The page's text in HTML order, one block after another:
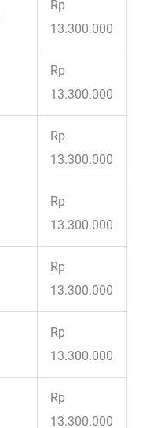
Rp
13.300.000
Rp
13.300.000
Rp
13.300.000
Rp
13.300.000
Rp
13.300.000
Rp
13.300.000
Rp
13.300.000